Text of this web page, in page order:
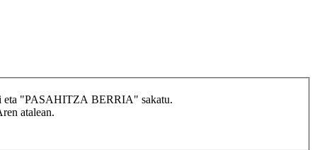
eta "PASAHITZA BERRIA" sakatu.
atalean.